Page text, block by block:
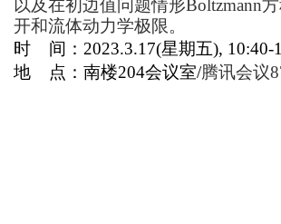
以及在初边值问题情形Boltzmann
开和流体动力学极限。
时 间：2023.3.17(星期五), 10:40-
地 点：南楼204会议室/腾讯会议